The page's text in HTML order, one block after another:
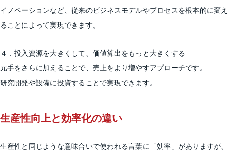
イノベーションなど、従来のビジネスモデルやプロセスを根本的に変え
ることによって実現できます。
４．投入資源を大きくして、価値算出をもっと大きくする
元手をさらに加えることで、売上をより増やすアプローチです。
研究開発や設備に投資することで実現できます。
生産性向上と効率化の違い
生産性と同じような意味合いで使われる言葉に「効率」がありますが、